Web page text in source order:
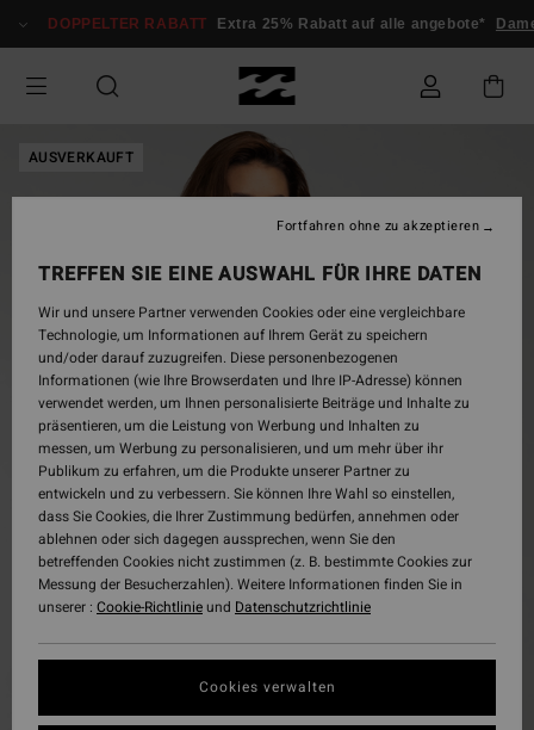
zur
springen
DOPPELTER RABATT Extra 25% Rabatt auf alle angebote*
AUSVERKAUFT
TREFFEN SIE EINE AUSWAHL FÜR IHRE DATEN
Wir und unsere Partner verwenden Cookies oder eine vergleichbare
Technologie, um Informationen auf Ihrem Gerät zu speichern
und/oder darauf zuzugreifen. Diese personenbezogenen
Informationen (wie Ihre Browserdaten und Ihre IP-Adresse) können
verwendet werden, um Ihnen personalisierte Beiträge und Inhalte zu
präsentieren, um die Leistung von Werbung und Inhalten zu
messen, um Werbung zu personalisieren, und um mehr über ihr
Publikum zu erfahren, um die Produkte unserer Partner zu
entwickeln und zu verbessern. Sie können Ihre Wahl so einstellen,
dass Sie Cookies, die Ihrer Zustimmung bedürfen, annehmen oder
ablehnen oder sich dagegen aussprechen, wenn Sie den
betreffenden Cookies nicht zustimmen (z. B. bestimmte Cookies zur
Messung der Besucherzahlen). Weitere Informationen finden Sie in
unserer : Cookie-Richtlinieund Datenschutzrichtlinie
Cookies verwalten
Fortfahren ohne zu akzeptieren